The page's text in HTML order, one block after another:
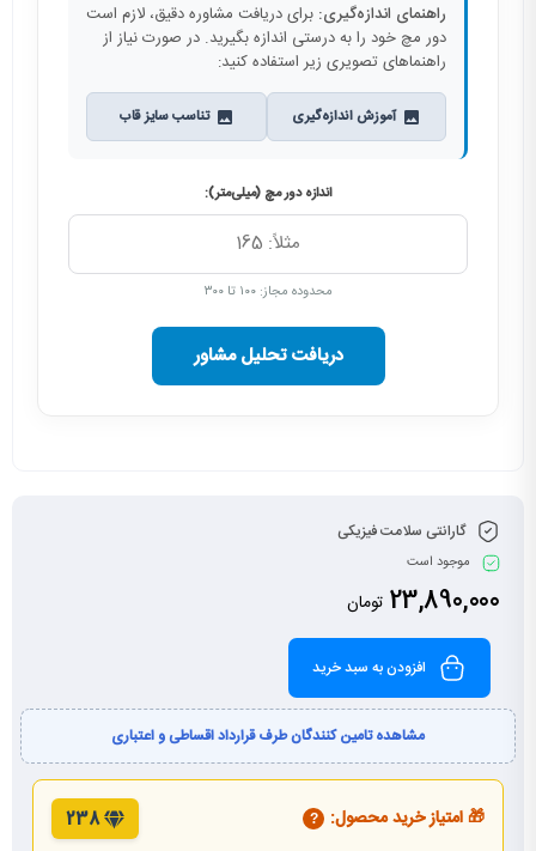
راهنمای اندازه‌گیری: برای دریافت مشاوره دقیق، لازم است
دور مچ خود را به درستی اندازه بگیرید. در صورت نیاز از
راهنماهای تصویری زیر استفاده کنید:
آموزش اندازه‌گیری تناسب سایز قاب
اندازه دور مچ (میلی‌متر):
محدوده مجاز: ۱۰۰ تا ۳۰۰
دریافت تحلیل مشاور
گارانتی سلامت فیزیکی
موجود است
23,890,000 تومان
افزودن به سبد خرید
مشاهده تامین کنندگان طرف قرارداد اقساطی و اعتباری
🎁 امتیاز خرید محصول: ?
238